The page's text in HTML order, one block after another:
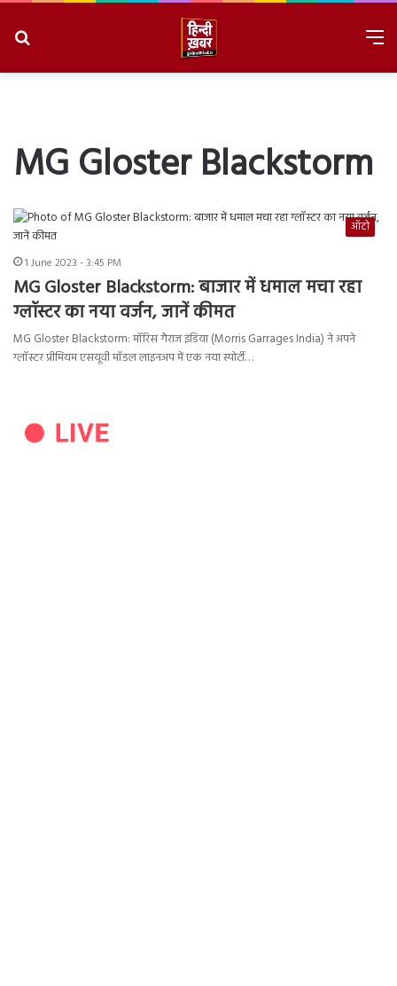
MG Gloster Blackstorm
ऑटो
1 June 2023 - 3:45 PM
MG Gloster Blackstorm: बाजार में धमाल मचा रहा
ग्लॉस्टर का नया वर्जन, जानें कीमत
MG Gloster Blackstorm: मॉरिस गैराज इंडिया (Morris Garrages India) ने अपने
ग्लॉस्टर प्रीमियम एसयूवी मॉडल लाइनअप में एक नया स्पोर्टी…